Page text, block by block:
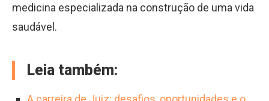
medicina especializada na construção de uma vida
saudável.
Leia também: